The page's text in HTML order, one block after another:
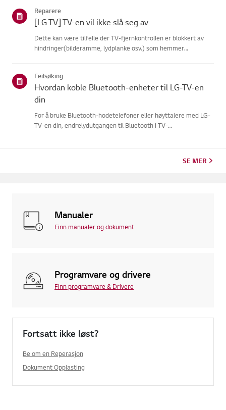
Reparere
[LG TV] TV-en vil ikke slå seg av
Dette kan være tilfelle der TV-fjernkontrollen er blokkert av
hindringer(bilderamme, lydplanke osv.) som hemmer
Fjernkontrollen min funger...
Feilsøking
Hvordan koble Bluetooth-enheter til LG-TV-en
din
For å bruke Bluetooth-hodetelefoner eller høyttalere med LG-
TV-en din, endrelydutgangen til Bluetooth i TV-
SE MER
Manualer
Finn manualer og dokument
Programvare og drivere
Finn programvare & Drivere
Fortsatt ikke løst?
Be om en Reperasjon
Dokument Opplasting